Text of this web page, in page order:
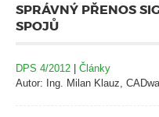
SPRÁVNÝ PŘENOS
SPOJŮ
DPS 4/2012 | Články
Autor: Ing. Milan Klauz,